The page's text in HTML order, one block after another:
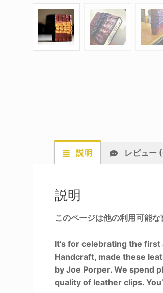
説明 レビュー
説明
このページは他の利用可能な
It’s for celebrating the
Handcraft, made these
by Joe Porper. We spend
quality of leather clips.